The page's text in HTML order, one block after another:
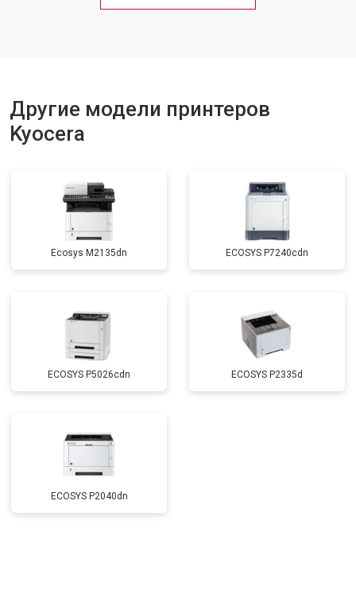
от 2600 ₽
Другие модели принтеров
Kyocera
Ecosys M2135dn ECOSYS P7240cdn
ECOSYS P5026cdn ECOSYS P2335d
ECOSYS P2040dn